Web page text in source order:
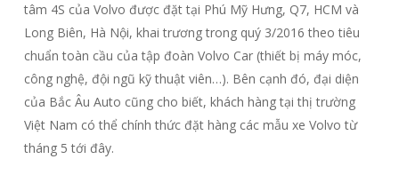
tâm 4S của Volvo được đặt tại Phú Mỹ Hưng, Q7, HCM và
Long Biên, Hà Nội, khai trương trong quý 3/2016 theo tiêu
chuẩn toàn cầu của tập đoàn Volvo Car (thiết bị máy móc,
công nghệ, đội ngũ kỹ thuật viên…). Bên cạnh đó, đại diện
của Bắc Âu Auto cũng cho biết, khách hàng tại thị trường
Việt Nam có thể chính thức đặt hàng các mẫu xe Volvo từ
tháng 5 tới đây.